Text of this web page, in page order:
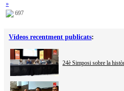
»
697
Vídeos recentment publicats:
24è Simposi sobre la